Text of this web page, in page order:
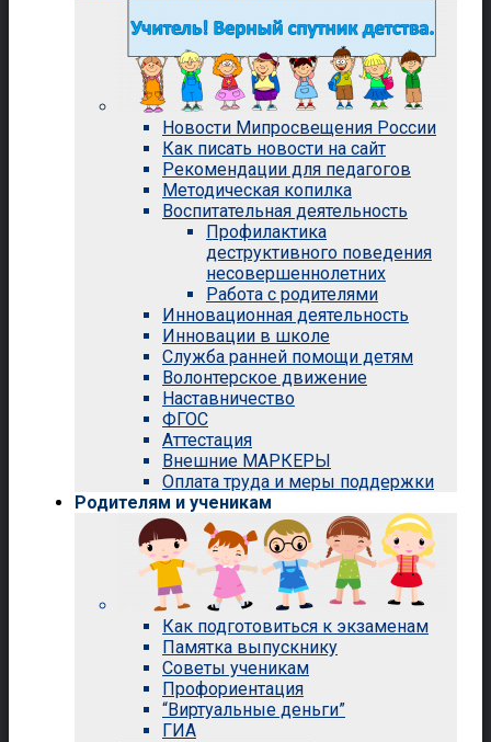
Новости Мипросвещения России
Как писать новости на сайт
Рекомендации для педагогов
Методическая копилка
Воспитательная деятельность
Профилактика
деструктивного поведения
несовершеннолетних
Работа с родителями
Инновационная деятельность
Инновации в школе
Служба ранней помощи детям
Волонтерское движение
Наставничество
ФГОС
Аттестация
Внешние МАРКЕРЫ
Оплата труда и меры поддержки
Родителям и ученикам
Как подготовиться к экзаменам
Памятка выпускнику
Советы ученикам
Профориентация
“Виртуальные деньги”
ГИА